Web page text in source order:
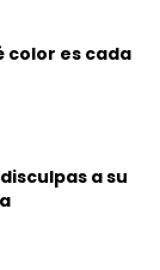
color es cada
a su